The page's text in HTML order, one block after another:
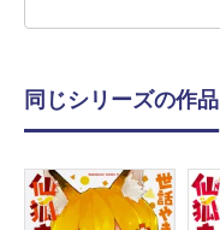
同じシリーズの作品